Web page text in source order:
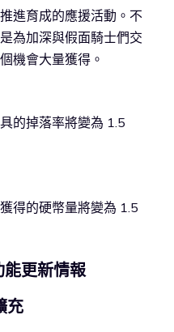
進育成的應援活動。不
為加深與假面騎士們交
機會大量獲得。
的掉落率將變為 1.5
得的硬幣量將變為 1.5
能更新情報
充